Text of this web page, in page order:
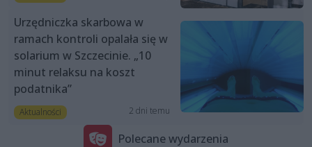
Urzędniczka skarbowa w
ramach kontroli opalała się w
solarium w Szczecinie. „10
minut relaksu na koszt
podatnika”
Aktualności 2 dni temu
Polecane wydarzenia